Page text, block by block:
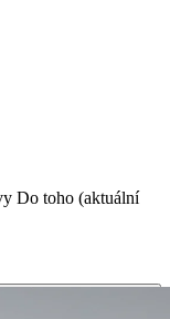
Do toho (aktuální